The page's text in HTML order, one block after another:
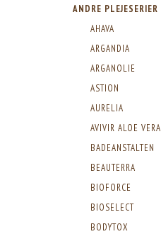
ANDRE PLEJESERIER
AHAVA
ARGANDIA
ARGANOLIE
ASTION
AURELIA
AVIVIR ALOE VERA
BADEANSTALTEN
BEAUTERRA
BIOFORCE
BIOSELECT
BODYTOX